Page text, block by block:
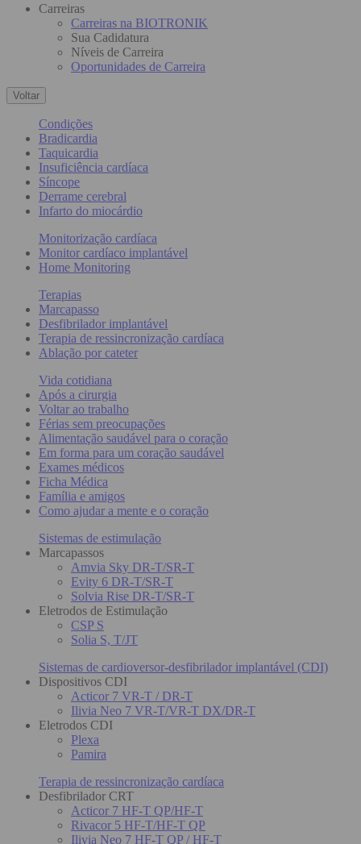
Carreiras
Carreiras na BIOTRONIK
Sua Cadidatura
Níveis de Carreira
Oportunidades de Carreira
Voltar
Condições
Bradicardia
Taquicardia
Insuficiência cardíaca
Síncope
Derrame cerebral
Infarto do miocárdio
Monitorização cardíaca
Monitor cardíaco implantável
Home Monitoring
Terapias
Marcapasso
Desfibrilador implantável
Terapia de ressincronização cardíaca
Ablação por cateter
Vida cotidiana
Após a cirurgia
Voltar ao trabalho
Férias sem preocupações
Alimentação saudável para o coração
Em forma para um coração saudável
Exames médicos
Ficha Médica
Família e amigos
Como ajudar a mente e o coração
Sistemas de estimulação
Marcapassos
Amvia Sky DR-T/SR-T
Evity 6 DR-T/SR-T
Solvia Rise DR-T/SR-T
Eletrodos de Estimulação
CSP S
Solia S, T/JT
Sistemas de cardioversor-desfibrilador implantável (CDI)
Dispositivos CDI
Acticor 7 VR-T / DR-T
Ilivia Neo 7 VR-T/VR-T DX/DR-T
Eletrodos CDI
Plexa
Pamira
Terapia de ressincronização cardíaca
Desfibrilador CRT
Acticor 7 HF-T QP/HF-T
Rivacor 5 HF-T/HF-T QP
Ilivia Neo 7 HF-T QP / HF-T